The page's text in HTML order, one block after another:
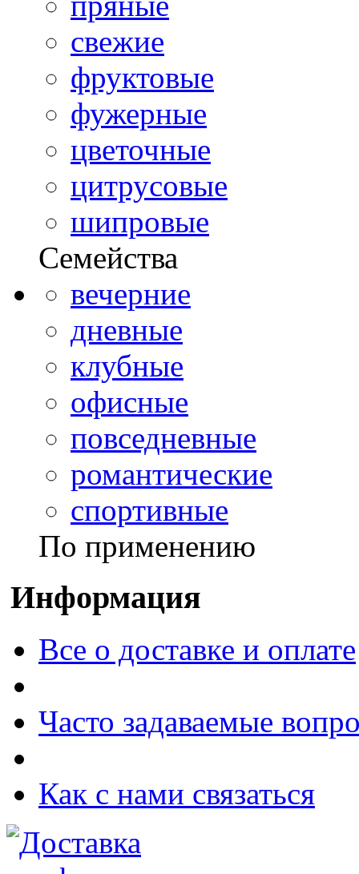
свежие
фруктовые
фужерные
цветочные
цитрусовые
шипровые
Семейства
вечерние
дневные
клубные
офисные
повседневные
романтические
спортивные
По применению
Информация
Все о доставке и оплате
Часто задаваемые
Как с нами связаться